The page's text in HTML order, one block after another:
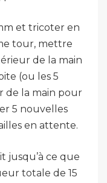
et tricoter en
tour, mettre
de la main
(ou les 5
de la main pour
5 nouvelles
en attente.
jusqu’à ce que
totale de 15